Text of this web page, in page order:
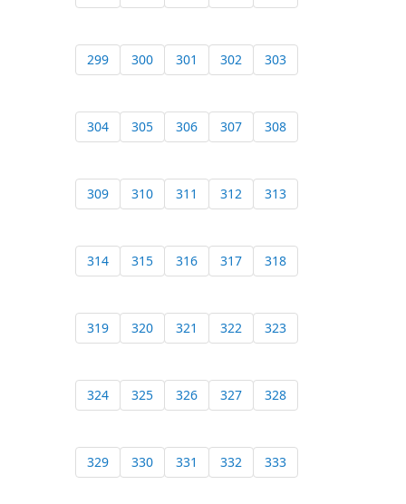
299 300 301 302 303
304 305 306 307 308
309 310 311 312 313
314 315 316 317 318
319 320 321 322 323
324 325 326 327 328
329 330 331 332 333